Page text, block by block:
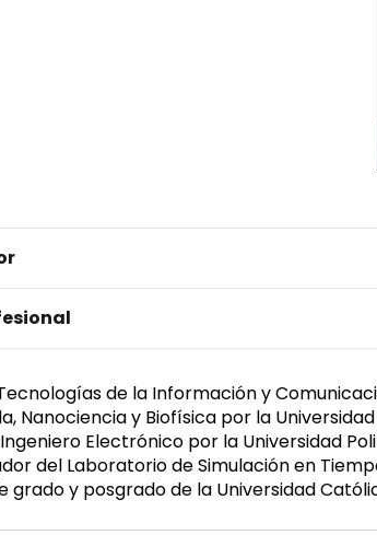
de la Información y
Nanociencia y Biofísica por la
Electrónico por la Universidad
del Laboratorio de Simulación en
grado y posgrado de la Universidad